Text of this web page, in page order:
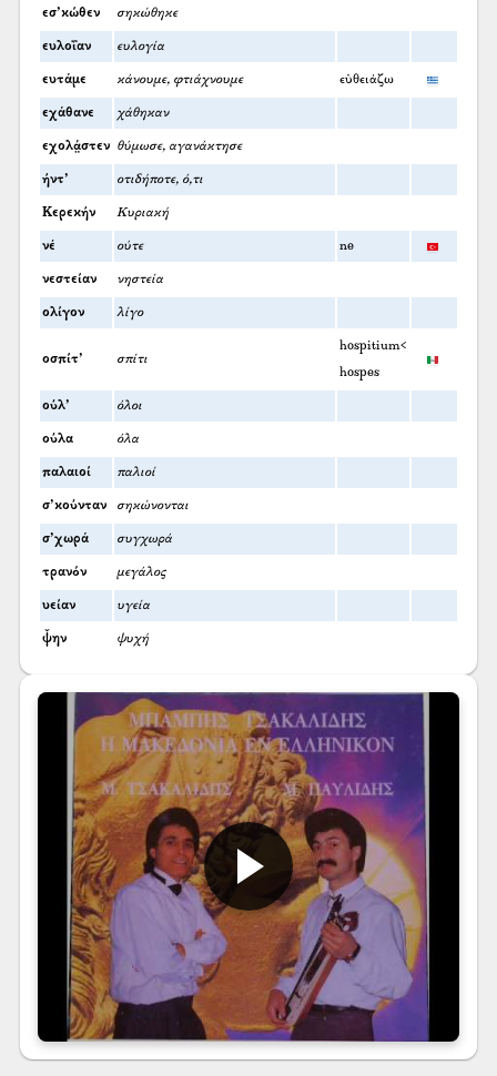
εσ’κώθεν σηκώθηκε
ευλοΐαν ευλογία
ευτάμε κάνουμε, φτιάχνουμε εὐθειάζω
εχάθανε χάθηκαν
εχολά̤στεν θύμωσε, αγανάκτησε
ήντ’ οτιδήποτε, ό,τι
Κερεκήν Κυριακή
νέ ούτε ne
νεστείαν νηστεία
ολίγον λίγο
οσπίτ’ σπίτι
hospitium<
hospes
ούλ’ όλοι
ούλα όλα
παλαιοί παλιοί
σ’κούνταν σηκώνονται
σ’χωρά συγχωρά
τρανόν μεγάλος
υείαν υγεία
ψ̌ην ψυχή